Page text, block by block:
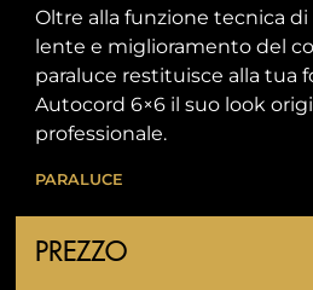
Oltre alla funzione tecnica
lente e miglioramento del
paraluce restituisce alla tua
Autocord 6×6 il suo look
professionale.
PARALUCE
PREZZO